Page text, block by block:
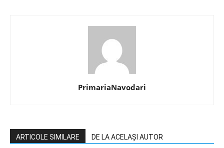
PrimariaNavodari
ARTICOLE SIMILARE DE LA ACELAȘI AUTOR